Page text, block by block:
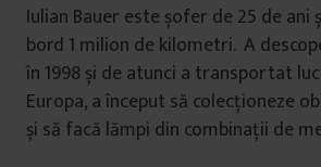
Iulian Bauer este șofer de 25 de ani
bord 1 milion de kilometri. A
în 1998 și de atunci a transportat
Europa, a început să colecționeze
și să facă lămpi din combinații de